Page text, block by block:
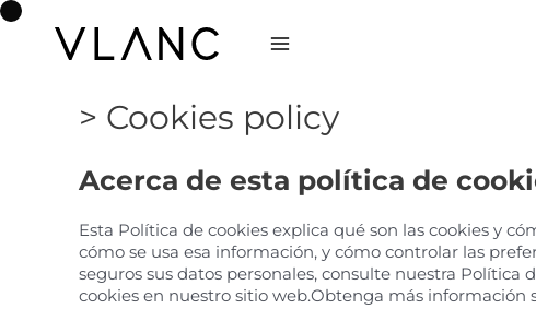
Skip
Menu
Cookies policy
Acerca de esta política de
Esta Política de cookies explica qué son las cookies y
cómo se usa esa información, y cómo controlar las
seguros sus datos personales, consulte nuestra
cookies en nuestro sitio web.Obtenga más información